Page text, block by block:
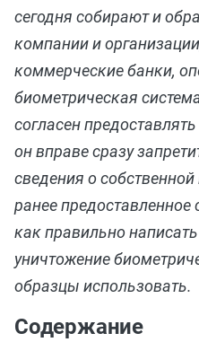
сегодня собирают и
компании и
коммерческие банки,
биометрическая
согласен
он вправе сразу
сведения о
ранее предоставленное
как правильно
уничтожение
образцы использовать.
Содержание